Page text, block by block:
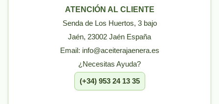
ATENCIÓN AL CLIENTE
Senda de Los Huertos, 3 bajo
Jaén, 23002 Jaén España
Email: info@aceiterajaenera.es
¿Necesitas Ayuda?
(+34) 953 24 13 35